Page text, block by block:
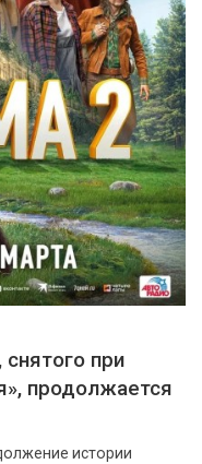
при
продолжается
истории